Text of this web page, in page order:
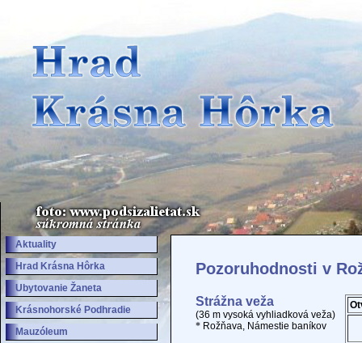
Aktuality
Hrad Krásna Hôrka
Ubytovanie Žaneta
Krásnohorské Podhradie
Mauzóleum
Pozoruhodnosti v
Strážna veža
(36 m vysoká vyhliadková veža)
* Rožňava, Námestie baníkov